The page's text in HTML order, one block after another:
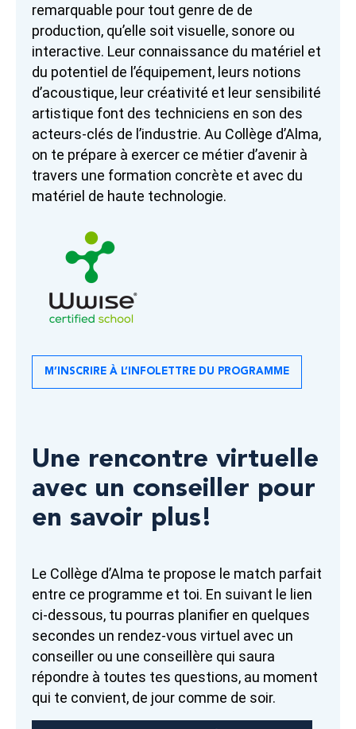
remarquable pour tout genre de de
production, qu’elle soit visuelle, sonore ou
interactive. Leur connaissance du matériel et
du potentiel de l’équipement, leurs notions
d’acoustique, leur créativité et leur sensibilité
artistique font des techniciens en son des
acteurs-clés de l’industrie. Au Collège d’Alma,
on te prépare à exercer ce métier d’avenir à
travers une formation concrète et avec du
matériel de haute technologie.
M’INSCRIRE À L’INFOLETTRE DU PROGRAMME
Une rencontre virtuelle
avec un conseiller pour
en savoir plus!
Le Collège d’Alma te propose le match parfait
entre ce programme et toi. En suivant le lien
ci-dessous, tu pourras planifier en quelques
secondes un rendez-vous virtuel avec un
conseiller ou une conseillère qui saura
répondre à toutes tes questions, au moment
qui te convient, de jour comme de soir.